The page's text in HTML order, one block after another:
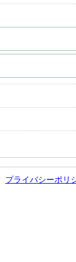
プライバシーポリ